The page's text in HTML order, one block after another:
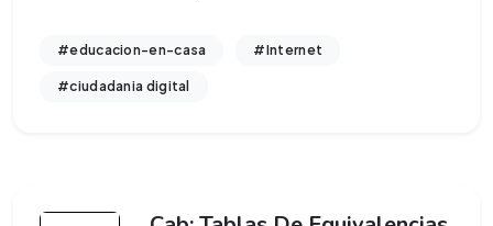
#educacion-en-casa #Internet
#ciudadania digital